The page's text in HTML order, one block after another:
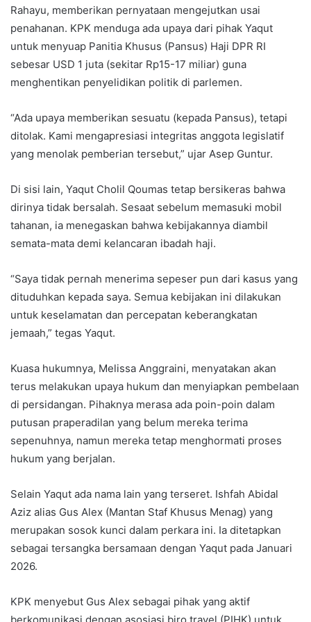
Rahayu, memberikan pernyataan mengejutkan usai
penahanan. KPK menduga ada upaya dari pihak Yaqut
untuk menyuap Panitia Khusus (Pansus) Haji DPR RI
sebesar USD 1 juta (sekitar Rp15-17 miliar) guna
menghentikan penyelidikan politik di parlemen.
“Ada upaya memberikan sesuatu (kepada Pansus), tetapi
ditolak. Kami mengapresiasi integritas anggota legislatif
yang menolak pemberian tersebut,” ujar Asep Guntur.
Di sisi lain, Yaqut Cholil Qoumas tetap bersikeras bahwa
dirinya tidak bersalah. Sesaat sebelum memasuki mobil
tahanan, ia menegaskan bahwa kebijakannya diambil
semata-mata demi kelancaran ibadah haji.
“Saya tidak pernah menerima sepeser pun dari kasus yang
dituduhkan kepada saya. Semua kebijakan ini dilakukan
untuk keselamatan dan percepatan keberangkatan
jemaah,” tegas Yaqut.
Kuasa hukumnya, Melissa Anggraini, menyatakan akan
terus melakukan upaya hukum dan menyiapkan pembelaan
di persidangan. Pihaknya merasa ada poin-poin dalam
putusan praperadilan yang belum mereka terima
sepenuhnya, namun mereka tetap menghormati proses
hukum yang berjalan.
Selain Yaqut ada nama lain yang terseret. Ishfah Abidal
Aziz alias Gus Alex (Mantan Staf Khusus Menag) yang
merupakan sosok kunci dalam perkara ini. Ia ditetapkan
sebagai tersangka bersamaan dengan Yaqut pada Januari
2026.
KPK menyebut Gus Alex sebagai pihak yang aktif